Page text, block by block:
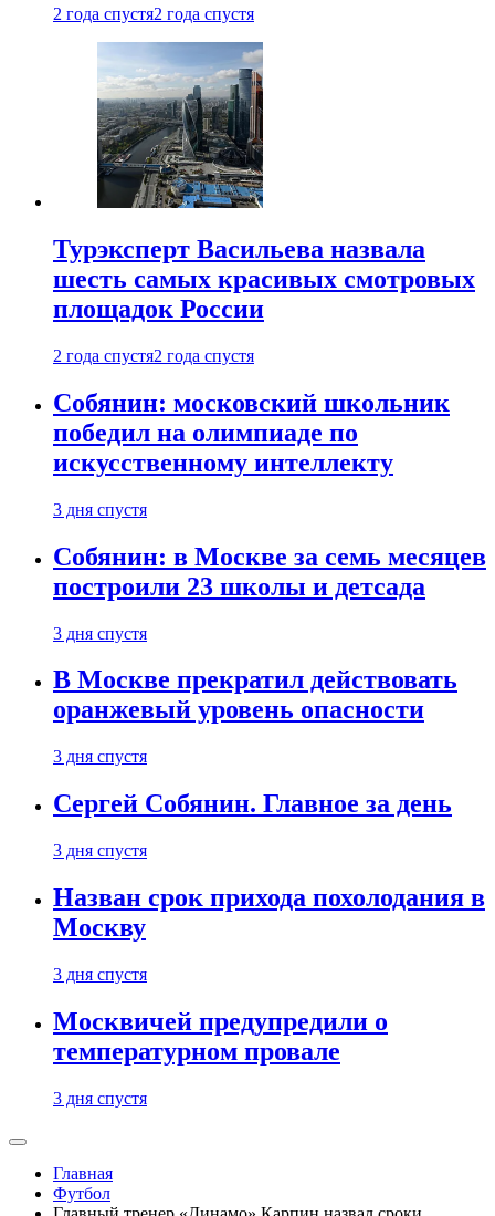
2 года спустя2 года спустя
Турэксперт Васильева назвала
шесть самых красивых смотровых
площадок России
2 года спустя2 года спустя
Собянин: московский школьник
победил на олимпиаде по
искусственному интеллекту
3 дня спустя
Собянин: в Москве за семь месяцев
построили 23 школы и детсада
3 дня спустя
В Москве прекратил действовать
оранжевый уровень опасности
3 дня спустя
Сергей Собянин. Главное за день
3 дня спустя
Назван срок прихода похолодания в
Москву
3 дня спустя
Москвичей предупредили о
температурном провале
3 дня спустя
Главная
Футбол